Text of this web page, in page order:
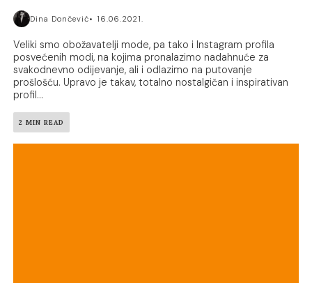
Dina Dončević 16.06.2021.
Veliki smo obožavatelji mode, pa tako i Instagram profila
posvećenih modi, na kojima pronalazimo nadahnuće za
svakodnevno odijevanje, ali i odlazimo na putovanje
prošlošću. Upravo je takav, totalno nostalgičan i inspirativan
profil...
2 MIN READ